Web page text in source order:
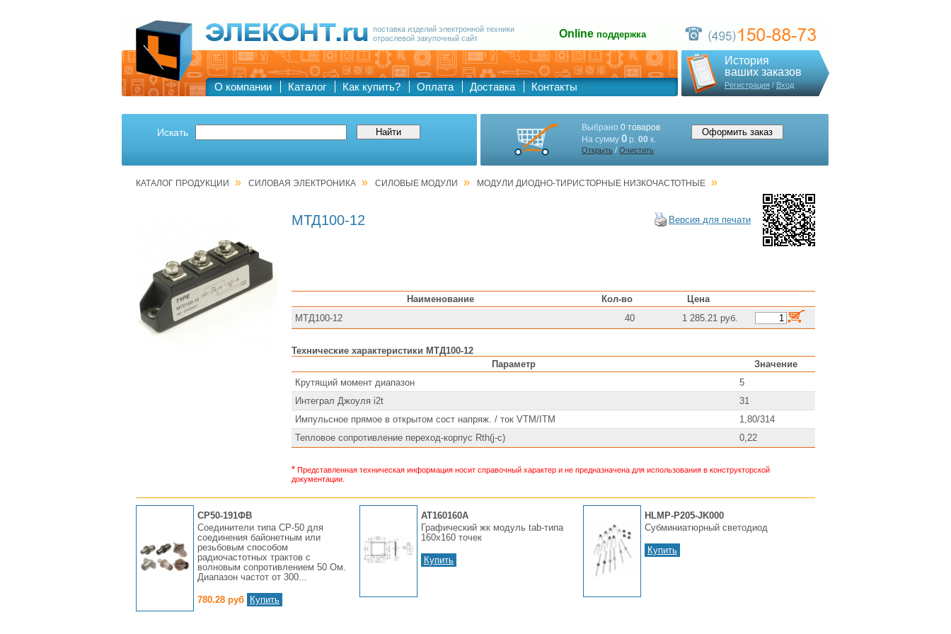
поставка изделий электронной техники
отраслевой закупочный сайт
Online поддержка
О компании Каталог Как купить? Оплата Доставка Контакты
История
ваших заказов
Регистрация/Вход
Искать Выбрано 0 товаров
На сумму 0 р. 00 к.
Открыть /Очистить
КАТАЛОГ ПРОДУКЦИИ » СИЛОВАЯ ЭЛЕКТРОНИКА » СИЛОВЫЕ МОДУЛИ » МОДУЛИ ДИОДНО-ТИРИСТОРНЫЕ НИЗКОЧАСТОТНЫЕ »
МТД100-12 Версия для печати
Наименование Кол-во
Цена
МТД100-12
40 1 285.21 руб.
Технические характеристики МТД100-12
Параметр
Значение
Крутящий момент диапазон
5
Интеграл Джоуля i2t
31
Импульсное прямое в открытом сост напряж. / ток VTM/ITM
1,80/314
Тепловое сопротивление переход-корпус Rth(j-c)
0,22
* Представленная техническая информация носит справочный характер и не предназначена для использования в конструкторской
документации.
СР50-191ФВ
Соединители типа СР-50 для
соединения байонетным или
резьбовым способом
радиочастотных трактов с
волновым сопротивлением 50 Ом.
Диапазон частот от 300...
780.28 руб Купить
AT160160A
Графический жк модуль tab-типа
160х160 точек
Купить
HLMP-P205-JK000
Субминиатюрный светодиод
Купить